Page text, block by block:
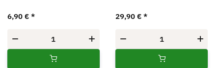
6,90 € * 29,90 €*